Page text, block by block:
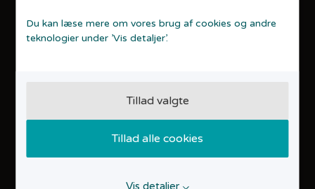
Du kan læse mere om vores brug af cookies og andre
teknologier under ’Vis detaljer’.
Tillad valgte
Tillad alle cookies
Vis detaljer
KONTAKT
Startvækst Aarhus
Privatlivspolitik